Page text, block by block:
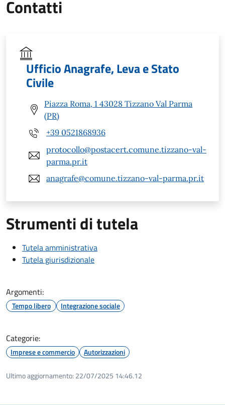
Contatti
Ufficio Anagrafe, Leva e Stato
Civile
Piazza Roma, 1 43028 Tizzano Val Parma
(PR)
+39 0521868936
protocollo@postacert.comune.tizzano-val-
parma.pr.it
anagrafe@comune.tizzano-val-parma.pr.it
Strumenti di tutela
Tutela amministrativa
Tutela giurisdizionale
Argomenti:
Tempo libero Integrazione sociale
Categorie:
Imprese e commercio Autorizzazioni
Ultimo aggiornamento: 22/07/2025 14:46.12